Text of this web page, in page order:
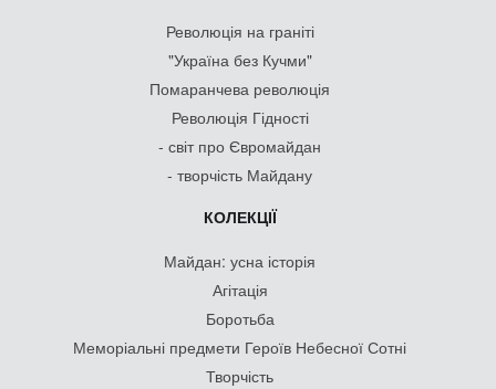
Революція на граніті
"Україна без Кучми"
Помаранчева революція
Революція Гідності
- світ про Євромайдан
- творчість Майдану
КОЛЕКЦІЇ
Майдан: усна історія
Агітація
Боротьба
Меморіальні предмети Героїв Небесної Сотні
Творчість